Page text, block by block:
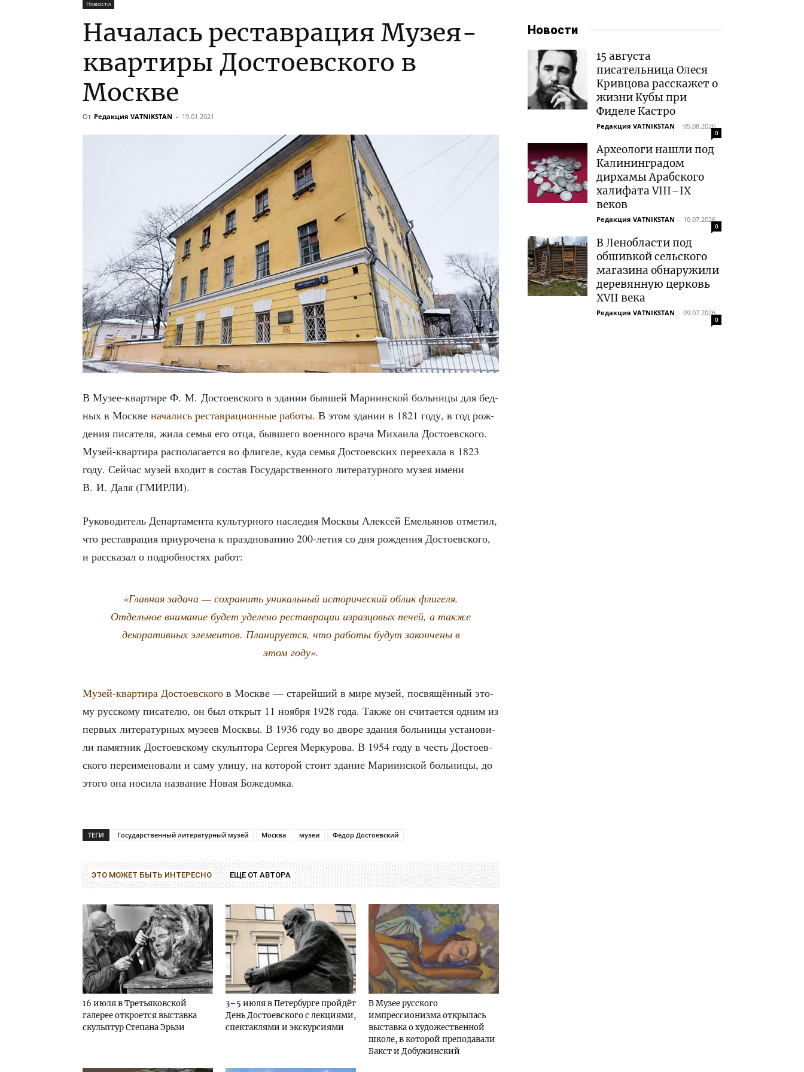
Новости
Началась реставрация Музея-
квартиры Достоевского в
Москве
От Редакция VATNIKSTAN - 19.01.2021
В Музее-квар­ти­ре Ф. М. Досто­ев­ско­го в зда­нии быв­шей Мари­ин­ской боль­ни­цы для бед­
ных в Москве нача­лись рестав­ра­ци­он­ные рабо­ты. В этом зда­нии в 1821 году, в год рож­
де­ния писа­те­ля, жила семья его отца, быв­ше­го воен­но­го вра­ча Миха­и­ла Досто­ев­ско­го.
Музей-квар­ти­ра рас­по­ла­га­ет­ся во фли­ге­ле, куда семья Досто­ев­ских пере­еха­ла в 1823
году. Сей­час музей вхо­дит в состав Госу­дар­ствен­но­го лите­ра­тур­но­го музея име­ни
В. И. Даля (ГМИРЛИ).
Руко­во­ди­тель Депар­та­мен­та куль­тур­но­го насле­дия Моск­вы Алек­сей Еме­лья­нов отме­тил,
что рестав­ра­ция при­уро­че­на к празд­но­ва­нию 200-летия со дня рож­де­ния Досто­ев­ско­го,
и рас­ска­зал о подроб­но­стях работ:
«Глав­ная зада­ча — сохра­нить уни­каль­ный исто­ри­че­ский облик фли­ге­ля.
Отдель­ное вни­ма­ние будет уде­ле­но рестав­ра­ции израз­цо­вых печей, а так­же
деко­ра­тив­ных эле­мен­тов. Пла­ни­ру­ет­ся, что рабо­ты будут закон­че­ны в
этом году».
Музей-квар­ти­ра Досто­ев­ско­го в Москве — ста­рей­ший в мире музей, посвя­щён­ный это­
му рус­ско­му писа­те­лю, он был открыт 11 нояб­ря 1928 года. Так­же он счи­та­ет­ся одним из
пер­вых лите­ра­тур­ных музеев Моск­вы. В 1936 году во дво­ре зда­ния боль­ни­цы уста­но­ви­
ли памят­ник Досто­ев­ско­му скуль­пто­ра Сер­гея Мер­ку­ро­ва. В 1954 году в честь Досто­ев­
ско­го пере­име­но­ва­ли и саму ули­цу, на кото­рой сто­ит зда­ние Мари­ин­ской боль­ни­цы, до
это­го она носи­ла назва­ние Новая Божедомка.
ТЕГИ Государственный литературный музей Москва музеи Фёдор Достоевский
ЭТО МОЖЕТ БЫТЬ ИНТЕРЕСНО ЕЩЕ ОТ АВТОРА
16 июля в Третьяковской
галерее откроется выставка
скульптур Степана Эрьзи
3–5 июля в Петербурге пройдёт
День Достоевского с лекциями,
спектаклями и экскурсиями
В Музее русского
импрессионизма открылась
выставка о художественной
школе, в которой преподавали
Бакст и Добужинский
Новости
15 августа
писательница Олеся
Кривцова расскажет о
жизни Кубы при
Фиделе Кастро
Редакция VATNIKSTAN - 05.08.2026
0
Археологи нашли под
Калининградом
дирхамы Арабского
халифата VIII–IX
веков
Редакция VATNIKSTAN - 10.07.2026
0
В Ленобласти под
обшивкой сельского
магазина обнаружили
деревянную церковь
XVII века
Редакция VATNIKSTAN - 09.07.2026
0